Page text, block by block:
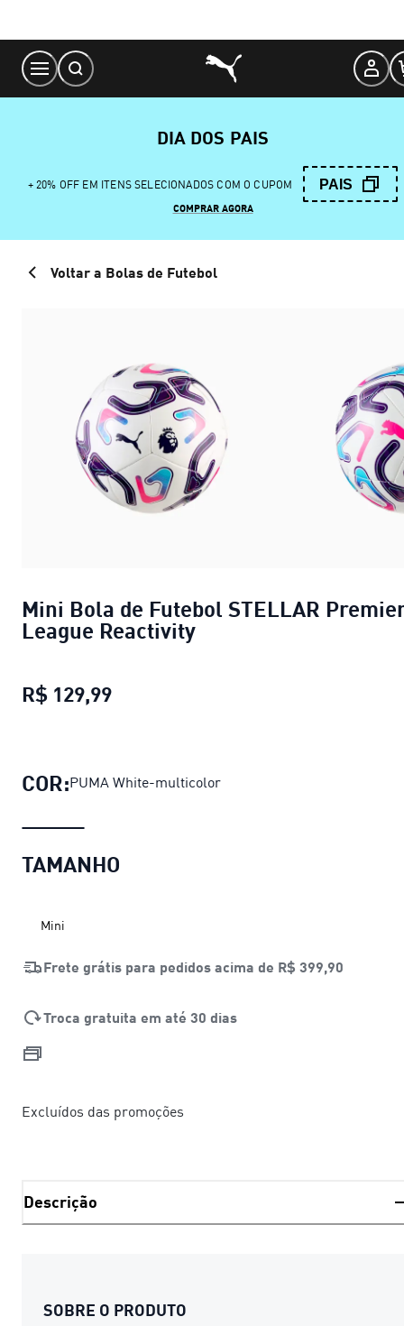
Content
DIA DOS PAIS
+ 20% OFF EM ITENS SELECIONADOS COM O CUPOM PAIS
COMPRAR AGORA
Voltar a Bolas de Futebol
Mini Bola de Futebol STELLAR
League Reactivity
R$ 129,99
COR:PUMA White-multicolor
TAMANHO
Mini
Frete grátis para pedidos acima de R$ 399,90
Troca gratuita em até 30 dias
Excluídos das promoções
Descrição
SOBRE O PRODUTO